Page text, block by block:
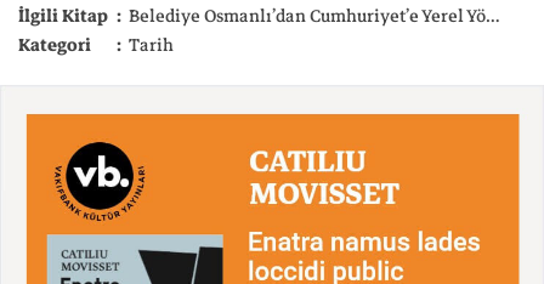
İlgili Kitap
Belediye Osmanlı’dan Cumhuriyet’e Yerel Yönetimler
Kategori
Tarih